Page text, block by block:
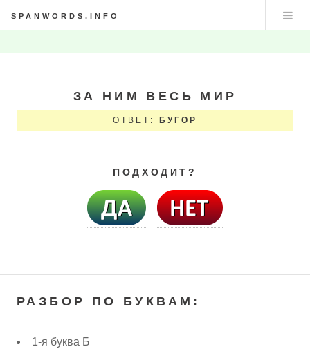
SPANWORDS.INFO
ЗА НИМ ВЕСЬ МИР
ОТВЕТ: БУГОР
ПОДХОДИТ?
РАЗБОР ПО БУКВАМ:
1-я буква Б